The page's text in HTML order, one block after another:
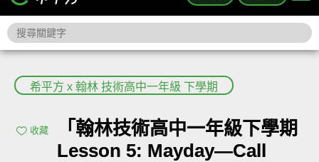
希平方 x 翰林 技術高中一年級 下學期
收藏
「翰林技術高中一年級下學期
Lesson 5: Mayday—Call